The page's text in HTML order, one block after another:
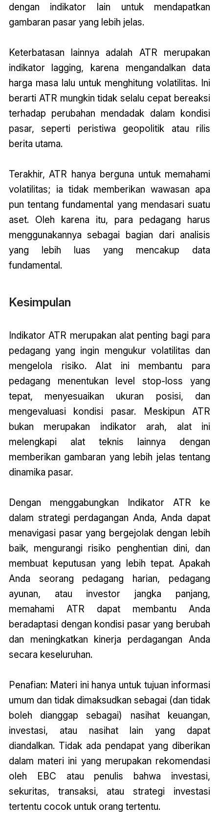
dengan indikator lain untuk mendapatkan
gambaran pasar yang lebih jelas.
Keterbatasan lainnya adalah ATR merupakan
indikator lagging, karena mengandalkan data
harga masa lalu untuk menghitung volatilitas. Ini
berarti ATR mungkin tidak selalu cepat bereaksi
terhadap perubahan mendadak dalam kondisi
pasar, seperti peristiwa geopolitik atau rilis
berita utama.
Terakhir, ATR hanya berguna untuk memahami
volatilitas; ia tidak memberikan wawasan apa
pun tentang fundamental yang mendasari suatu
aset. Oleh karena itu, para pedagang harus
menggunakannya sebagai bagian dari analisis
yang lebih luas yang mencakup data
fundamental.
Kesimpulan
Indikator ATR merupakan alat penting bagi para
pedagang yang ingin mengukur volatilitas dan
mengelola risiko. Alat ini membantu para
pedagang menentukan level stop-loss yang
tepat, menyesuaikan ukuran posisi, dan
mengevaluasi kondisi pasar. Meskipun ATR
bukan merupakan indikator arah, alat ini
melengkapi alat teknis lainnya dengan
memberikan gambaran yang lebih jelas tentang
dinamika pasar.
Dengan menggabungkan Indikator ATR ke
dalam strategi perdagangan Anda, Anda dapat
menavigasi pasar yang bergejolak dengan lebih
baik, mengurangi risiko penghentian dini, dan
membuat keputusan yang lebih tepat. Apakah
Anda seorang pedagang harian, pedagang
ayunan, atau investor jangka panjang,
memahami ATR dapat membantu Anda
beradaptasi dengan kondisi pasar yang berubah
dan meningkatkan kinerja perdagangan Anda
secara keseluruhan.
Penafian: Materi ini hanya untuk tujuan informasi
umum dan tidak dimaksudkan sebagai (dan tidak
boleh dianggap sebagai) nasihat keuangan,
investasi, atau nasihat lain yang dapat
diandalkan. Tidak ada pendapat yang diberikan
dalam materi ini yang merupakan rekomendasi
oleh EBC atau penulis bahwa investasi,
sekuritas, transaksi, atau strategi investasi
tertentu cocok untuk orang tertentu.